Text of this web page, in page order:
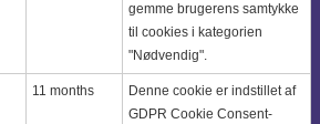
gemme brugerens samtykke
til cookies i kategorien
"Nødvendig".
11 months
Denne cookie er indstillet af
GDPR Cookie Consent-